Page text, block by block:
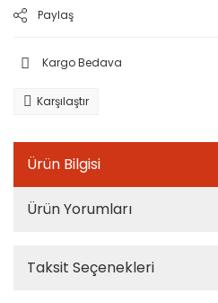
Paylaş
Kargo Bedava
Karşılaştır
Ürün Bilgisi
Ürün Yorumları
Taksit Seçenekleri